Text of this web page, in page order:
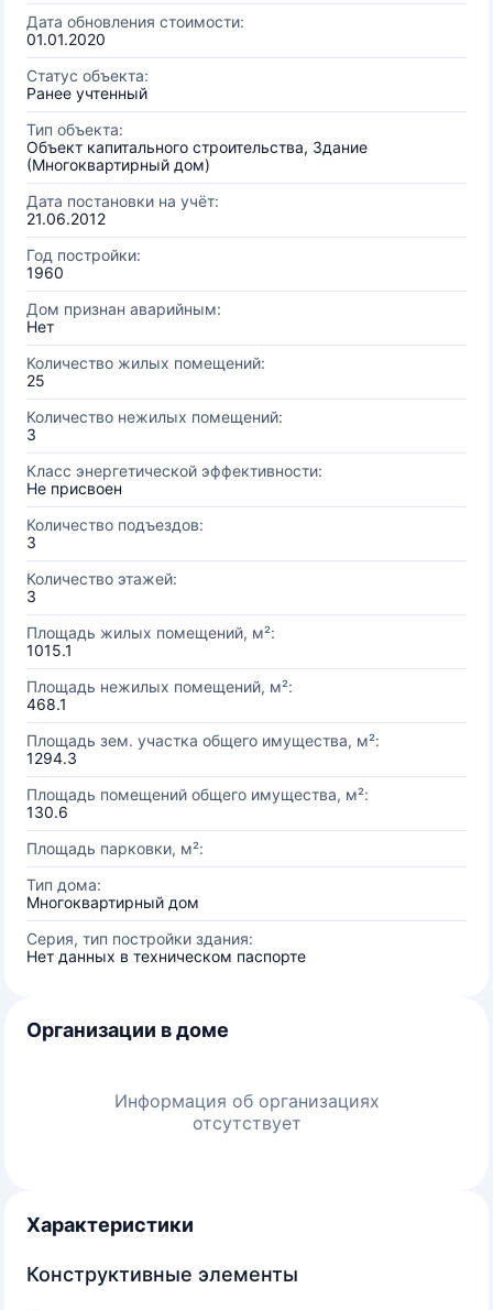
Дата обновления стоимости:
01.01.2020
Статус объекта:
Ранее учтенный
Тип объекта:
Объект капитального строительства, Здание
(Многоквартирный дом)
Дата постановки на учёт:
21.06.2012
Год постройки:
1960
Дом признан аварийным:
Нет
Количество жилых помещений:
25
Количество нежилых помещений:
3
Класс энергетической эффективности:
Не присвоен
Количество подъездов:
3
Количество этажей:
3
Площадь жилых помещений, м²:
1015.1
Площадь нежилых помещений, м²:
468.1
Площадь зем. участка общего имущества, м²:
1294.3
Площадь помещений общего имущества, м²:
130.6
Площадь парковки, м²:
Тип дома:
Многоквартирный дом
Серия, тип постройки здания:
Нет данных в техническом паспорте
Организации в доме
Информация об организациях
отсутствует
Характеристики
Конструктивные элементы